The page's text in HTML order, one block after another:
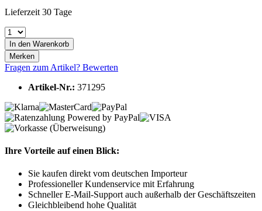
Lieferzeit 30 Tage
In den Warenkorb
Merken
Fragen zum Artikel? Bewerten
Artikel-Nr.: 371295
Ihre Vorteile auf einen Blick:
Sie kaufen direkt vom deutschen Importeur
Professioneller Kundenservice mit Erfahrung
Schneller E-Mail-Support auch außerhalb der Geschäftszeiten
Gleichbleibend hohe Qualität